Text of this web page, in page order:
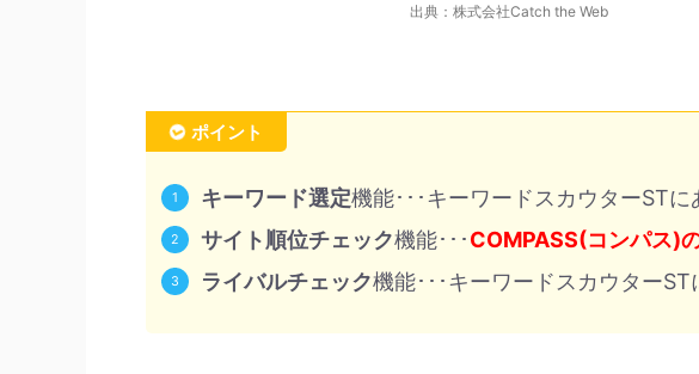
出典：株式会社Catch the Web
ポイント
キーワード選定機能･･･キーワードスカウターSTに
サイト順位チェック機能･･･COMPASS(コンパス)
ライバルチェック機能･･･キーワードスカウターST